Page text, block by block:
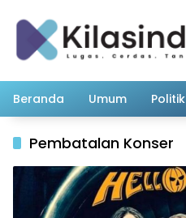
Beranda Umum Politik
Pembatalan Konser